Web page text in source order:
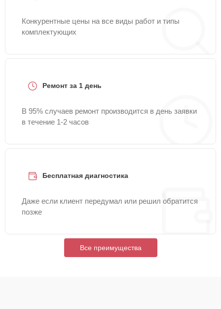
Конкурентные цены на все виды работ и типы
комплектующих
Ремонт за 1 день
В 95% случаев ремонт производится в день заявки
в течение 1-2 часов
Бесплатная диагностика
Даже если клиент передумал или решил обратится
позже
Все преимущества